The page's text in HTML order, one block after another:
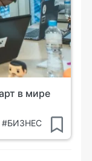
в мире
#БИЗНЕС